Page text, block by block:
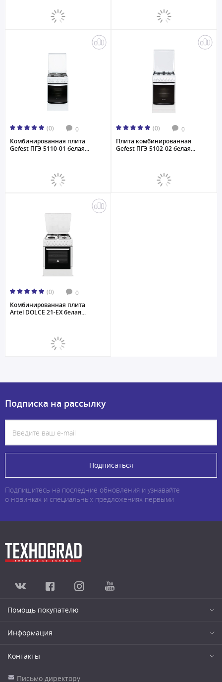
(0) 0
Комбинированная плита
Gefest ПГЭ 5110-01 белая...
(0) 0
Плита комбинированная
Gefest ПГЭ 5102-02 белая...
(0) 0
Комбинированная плита
Artel DOLCE 21-EX белая...
Подписка на рассылку
Подписаться
Подпишитесь на последние обновления и узнавайте
о новинках и специальных предложениях первыми
Помощь покупателю
Информация
Контакты
Письмо директору